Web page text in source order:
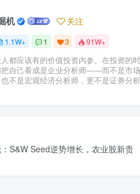
机 关注
1.1W+ 1 3 91W+
都应该有的价值投资内参。在投资的时
把自己看成是企业分析师——而不是市场
不是宏观经济分析师，更不是证券分析
：S&W Seed逆势增长，农业股新贵